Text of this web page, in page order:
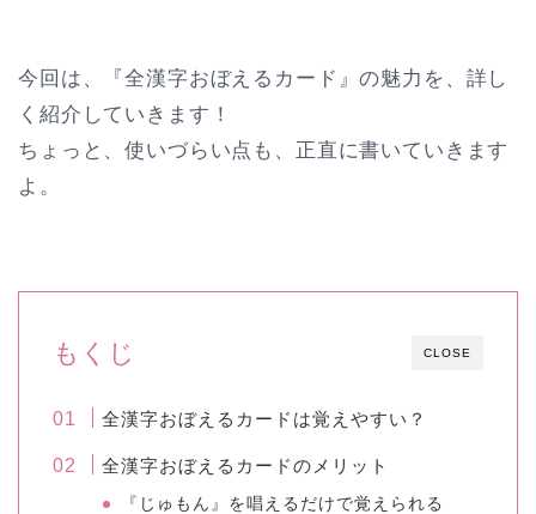
今回は、『全漢字おぼえるカード』の魅力を、詳し
く紹介していきます！
ちょっと、使いづらい点も、正直に書いていきます
よ。
CLOSE
もくじ
全漢字おぼえるカードは覚えやすい？
全漢字おぼえるカードのメリット
『じゅもん』を唱えるだけで覚えられる